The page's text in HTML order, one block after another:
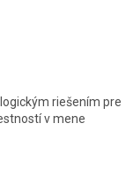
riešením pre
v mene